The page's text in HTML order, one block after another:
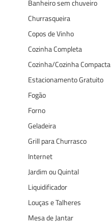
Banheiro sem chuveiro
Churrasqueira
Copos de Vinho
Cozinha Completa
Cozinha/Cozinha Compacta
Estacionamento Gratuito
Fogão
Forno
Geladeira
Grill para Churrasco
Internet
Jardim ou Quintal
Liquidificador
Louças e Talheres
Mesa de Jantar